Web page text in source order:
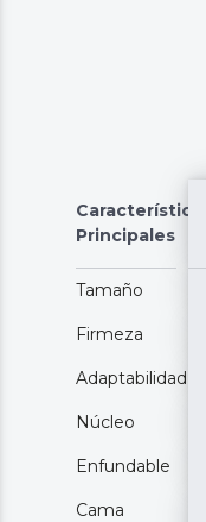
Características
Principales
Tamaño
Firmeza
Adaptabilidad
Núcleo
Enfundable
Cama